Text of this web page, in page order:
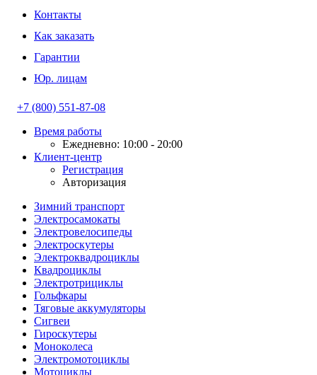
Контакты
Как заказать
Гарантии
Юр. лицам
+7 (800) 551-87-08
Время работы
Ежедневно: 10:00 - 20:00
Клиент-центр
Регистрация
Авторизация
Зимний транспорт
Электросамокаты
Электровелосипеды
Электроскутеры
Электроквадроциклы
Квадроциклы
Электротрициклы
Гольфкары
Тяговые аккумуляторы
Сигвеи
Гироскутеры
Моноколеса
Электромотоциклы
Мотоциклы